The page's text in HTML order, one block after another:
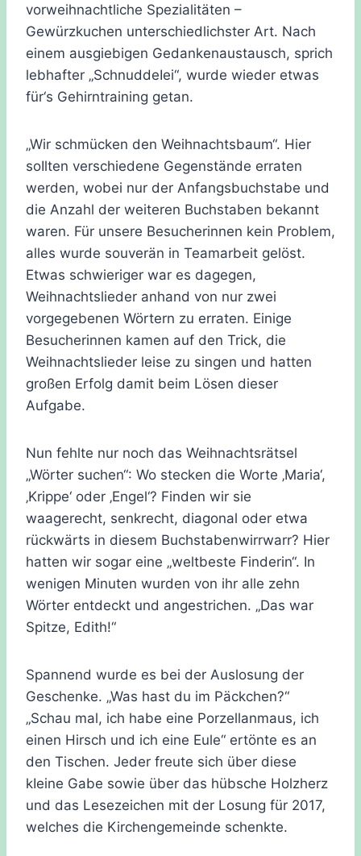
vorweihnachtliche Spezialitäten –
Gewürzkuchen unterschiedlichster Art. Nach
einem ausgiebigen Gedankenaustausch, sprich
lebhafter „SchnuddeIei“, wurde wieder etwas
für‘s Gehirntraining getan.
„Wir schmücken den Weihnachtsbaum“. Hier
soIlten verschiedene Gegenstände erraten
werden, wobei nur der Anfangsbuchstabe und
die Anzahl der weiteren Buchstaben bekannt
waren. Für unsere Besucherinnen kein Problem,
alles wurde souverän in Teamarbeit gelöst.
Etwas schwieriger war es dagegen,
Weihnachtslieder anhand von nur zwei
vorgegebenen Wörtern zu erraten. Einige
Besucherinnen kamen auf den Trick, die
Weihnachtslieder leise zu singen und hatten
großen Erfolg damit beim Lösen dieser
Aufgabe.
Nun fehlte nur noch das Weihnachtsrätsel
„Wörter suchen“: Wo stecken die Worte ‚Maria‘,
‚Krippe‘ oder ‚Engel‘? Finden wir sie
waagerecht, senkrecht, diagonal oder etwa
rückwärts in diesem Buchstabenwirrwarr? Hier
hatten wir sogar eine „weltbeste Finderin“. In
wenigen Minuten wurden von ihr alle zehn
Wörter entdeckt und angestrichen. „Das war
Spitze, Edith!“
Spannend wurde es bei der Auslosung der
Geschenke. „Was hast du im Päckchen?“
„Schau mal, ich habe eine Porzellanmaus, ich
einen Hirsch und ich eine Eule“ ertönte es an
den Tischen. Jeder freute sich über diese
kIeine Gabe sowie über das hübsche Holzherz
und das Lesezeichen mit der Losung für 2017,
welches die Kirchengemeinde schenkte.